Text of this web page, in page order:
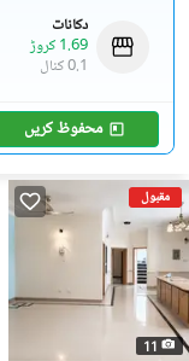
دکانات
1.69 کروڑ
0.1 کنال
محفوظ کریں
مقبول
11